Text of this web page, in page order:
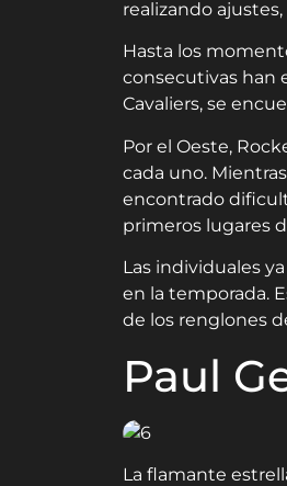
realizando
Hasta los
consecutivas han
Cavaliers, se
Por el Oeste,
cada uno.
encontrado
primeros lugares
Las individuales
en la temporada.
de los renglones
Paul
La flamante